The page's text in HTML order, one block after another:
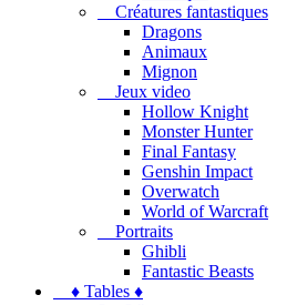
Créatures fantastiques
Dragons
Animaux
Mignon
Jeux video
Hollow Knight
Monster Hunter
Final Fantasy
Genshin Impact
Overwatch
World of Warcraft
Portraits
Ghibli
Fantastic Beasts
♦ Tables ♦